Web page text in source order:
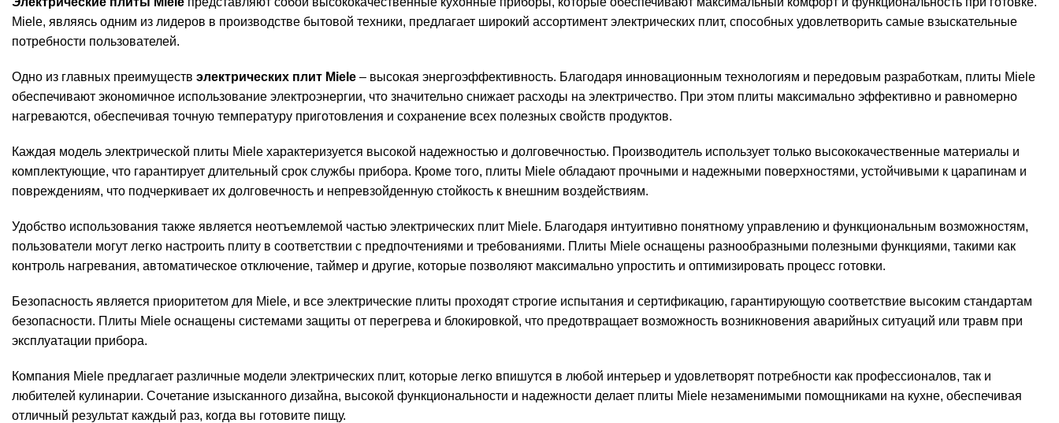
Miele, являясь одним из лидеров в производстве бытовой техники, предлагает широкий ассортимент электрических плит, способных удовлетворить самые взыскательные
потребности пользователей.
Одно из главных преимуществ электрических плит Miele – высокая энергоэффективность. Благодаря инновационным технологиям и передовым разработкам, плиты Miele
обеспечивают экономичное использование электроэнергии, что значительно снижает расходы на электричество. При этом плиты максимально эффективно и равномерно
нагреваются, обеспечивая точную температуру приготовления и сохранение всех полезных свойств продуктов.
Каждая модель электрической плиты Miele характеризуется высокой надежностью и долговечностью. Производитель использует только высококачественные материалы и
комплектующие, что гарантирует длительный срок службы прибора. Кроме того, плиты Miele обладают прочными и надежными поверхностями, устойчивыми к царапинам и
повреждениям, что подчеркивает их долговечность и непревзойденную стойкость к внешним воздействиям.
Удобство использования также является неотъемлемой частью электрических плит Miele. Благодаря интуитивно понятному управлению и функциональным возможностям,
пользователи могут легко настроить плиту в соответствии с предпочтениями и требованиями. Плиты Miele оснащены разнообразными полезными функциями, такими как
контроль нагревания, автоматическое отключение, таймер и другие, которые позволяют максимально упростить и оптимизировать процесс готовки.
Безопасность является приоритетом для Miele, и все электрические плиты проходят строгие испытания и сертификацию, гарантирующую соответствие высоким стандартам
безопасности. Плиты Miele оснащены системами защиты от перегрева и блокировкой, что предотвращает возможность возникновения аварийных ситуаций или травм при
эксплуатации прибора.
Компания Miele предлагает различные модели электрических плит, которые легко впишутся в любой интерьер и удовлетворят потребности как профессионалов, так и
любителей кулинарии. Сочетание изысканного дизайна, высокой функциональности и надежности делает плиты Miele незаменимыми помощниками на кухне, обеспечивая
отличный результат каждый раз, когда вы готовите пищу.